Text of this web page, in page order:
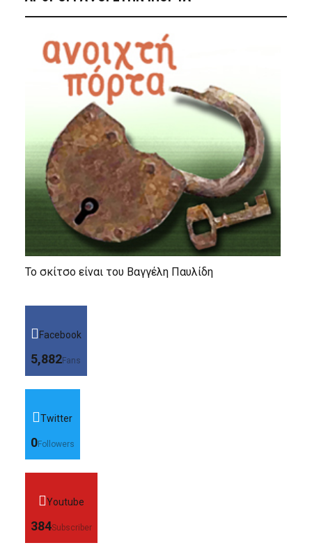
Το σκίτσο είναι του Βαγγέλη Παυλίδη
Facebook
5,882Fans
Twitter
0Followers
Youtube
384Subscriber